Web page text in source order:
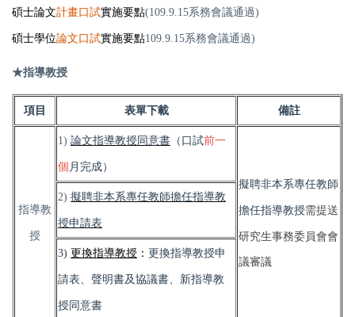
碩士論文計畫口試實施要點(109.9.15系務會議通過)
碩士學位論文口試實施要點109.9.15系務會議通過)
★指導教授
項目 表單下載 備註
指導教
授
1) 論文指導教授同意書 （口試前一
個 月完成）
擬聘非本系專任教師
擔任指導教授需提送
研究生事務委員會會
議審議
2) 擬聘非本系專任教師擔任指導教
授申請表
3) 更換指導教授 ： 更換指導教授申
請表、 聲明書及協議書、 新指導教
授同意書